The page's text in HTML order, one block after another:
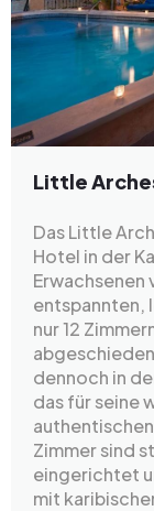
Little
Das Little
Hotel in der
Erwachsenen
entspannten,
nur 12
dennoch in
das für seine
Zimmer sind
eingerichtet
mit